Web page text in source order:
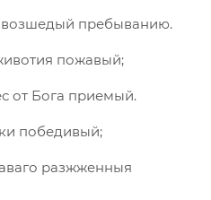
пребыванию.
пожавый;
от Бога приемый.
победивый;
разжженныя